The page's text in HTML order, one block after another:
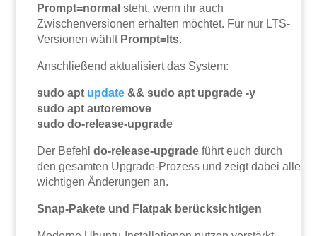
Prompt=normal steht, wenn ihr auch
Zwischenversionen erhalten möchtet. Für nur LTS-
Versionen wählt Prompt=lts.
Anschließend aktualisiert das System:
sudo apt update && sudo apt upgrade -y
sudo apt autoremove
sudo do-release-upgrade
Der Befehldo-release-upgrade führt euch durch
den gesamten Upgrade-Prozess und zeigt dabei alle
wichtigen Änderungen an.
Snap-Pakete und Flatpak berücksichtigen